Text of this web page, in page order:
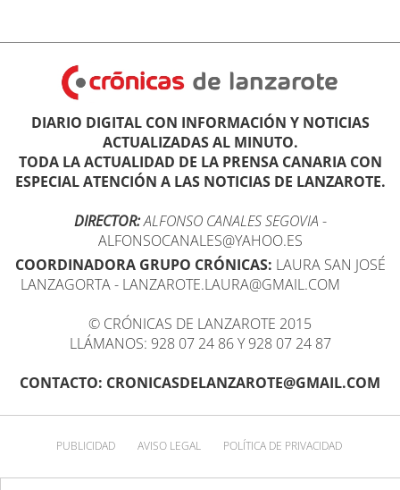
DIARIO DIGITAL CON INFORMACIÓN Y NOTICIAS
ACTUALIZADAS AL MINUTO.
TODA LA ACTUALIDAD DE LA PRENSA CANARIA CON
ESPECIAL ATENCIÓN A LAS NOTICIAS DE LANZAROTE.
DIRECTOR:ALFONSO CANALES SEGOVIA -
ALFONSOCANALES@YAHOO.ES
COORDINADORA GRUPO CRÓNICAS: LAURA SAN JOSÉ
LANZAGORTA - LANZAROTE.LAURA@GMAIL.COM
© CRÓNICAS DE LANZAROTE 2015
LLÁMANOS: 928 07 24 86 Y 928 07 24 87
CONTACTO: CRONICASDELANZAROTE@GMAIL.COM
PUBLICIDAD AVISO LEGAL POLÍTICA DE PRIVACIDAD